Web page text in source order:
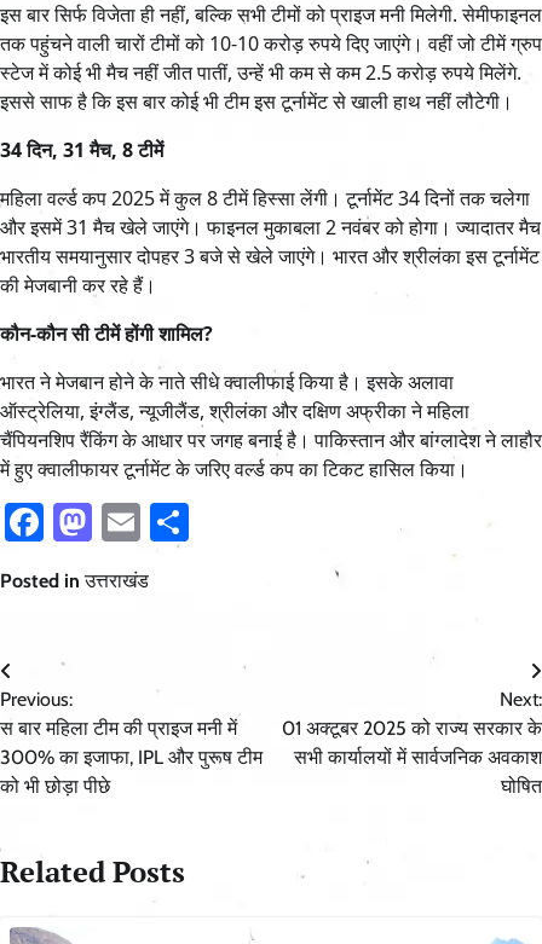
इस बार सिर्फ विजेता ही नहीं, बल्कि सभी टीमों को प्राइज मनी मिलेगी. सेमीफाइनल
तक पहुंचने वाली चारों टीमों को 10-10 करोड़ रुपये दिए जाएंगे। वहीं जो टीमें ग्रुप
स्टेज में कोई भी मैच नहीं जीत पातीं, उन्हें भी कम से कम 2.5 करोड़ रुपये मिलेंगे.
इससे साफ है कि इस बार कोई भी टीम इस टूर्नामेंट से खाली हाथ नहीं लौटेगी।
34 दिन, 31 मैच, 8 टीमें
महिला वर्ल्ड कप 2025 में कुल 8 टीमें हिस्सा लेंगी। टूर्नामेंट 34 दिनों तक चलेगा
और इसमें 31 मैच खेले जाएंगे। फाइनल मुकाबला 2 नवंबर को होगा। ज्यादातर मैच
भारतीय समयानुसार दोपहर 3 बजे से खेले जाएंगे। भारत और श्रीलंका इस टूर्नामेंट
की मेजबानी कर रहे हैं।
कौन-कौन सी टीमें होंगी शामिल?
भारत ने मेजबान होने के नाते सीधे क्वालीफाई किया है। इसके अलावा
ऑस्ट्रेलिया, इंग्लैंड, न्यूजीलैंड, श्रीलंका और दक्षिण अफ्रीका ने महिला
चैंपियनशिप रैंकिंग के आधार पर जगह बनाई है। पाकिस्तान और बांग्लादेश ने लाहौर
में हुए क्वालीफायर टूर्नामेंट के जरिए वर्ल्ड कप का टिकट हासिल किया।
Facebook
Mastodon
Email
Posted inउत्तराखंड
Post
navigation
Previous:
स बार महिला टीम की प्राइज मनी में
300% का इजाफा, IPL और पुरूष टीम
को भी छोड़ा पीछे
Next:
01 अक्टूबर 2025 को राज्य सरकार के
सभी कार्यालयों में सार्वजनिक अवकाश
घोषित
Related Posts